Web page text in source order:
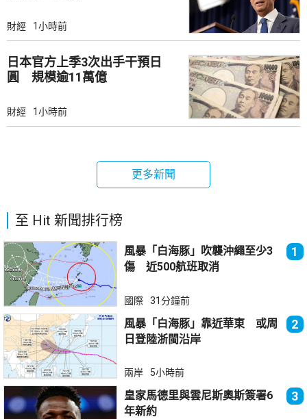
財經 1小時前
日本官方上季3次出手干預日
圓 規模逾11萬億
財經 1小時前
更多新聞
至 Hit 新聞排行榜
風暴「白海豚」吹襲沖繩至少3
傷 近500航班取消
1
國際 31分鐘前
風暴「白海豚」靠近華東 或周
日登陸浙閩沿岸
2
兩岸 5小時前
皇家馬德里與雲尼斯奧斯簽署6
年新約
3